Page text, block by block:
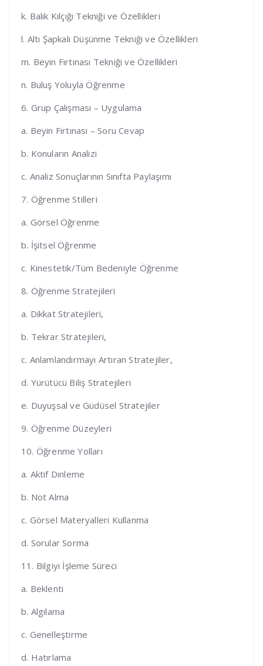
k. Balık Kılçığı Tekniği ve Özellikleri
l. Altı Şapkalı Düşünme Tekniği ve Özellikleri
m. Beyin Fırtınası Tekniği ve Özellikleri
n. Buluş Yoluyla Öğrenme
6. Grup Çalışması – Uygulama
a. Beyin Fırtınası – Soru Cevap
b. Konuların Analizi
c. Analiz Sonuçlarının Sınıfta Paylaşımı
7. Öğrenme Stilleri
a. Görsel Öğrenme
b. İşitsel Öğrenme
c. Kinestetik/Tüm Bedeniyle Öğrenme
8. Öğrenme Stratejileri
a. Dikkat Stratejileri,
b. Tekrar Stratejileri,
c. Anlamlandırmayı Artıran Stratejiler,
d. Yürütücü Biliş Stratejileri
e. Duyuşsal ve Güdüsel Stratejiler
9. Öğrenme Düzeyleri
10. Öğrenme Yolları
a. Aktif Dinleme
b. Not Alma
c. Görsel Materyalleri Kullanma
d. Sorular Sorma
11. Bilgiyi İşleme Süreci
a. Beklenti
b. Algılama
c. Genelleştirme
d. Hatırlama